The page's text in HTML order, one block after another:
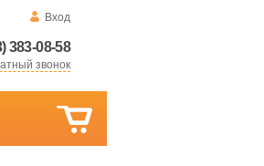
Вход
383-08-58
звонок